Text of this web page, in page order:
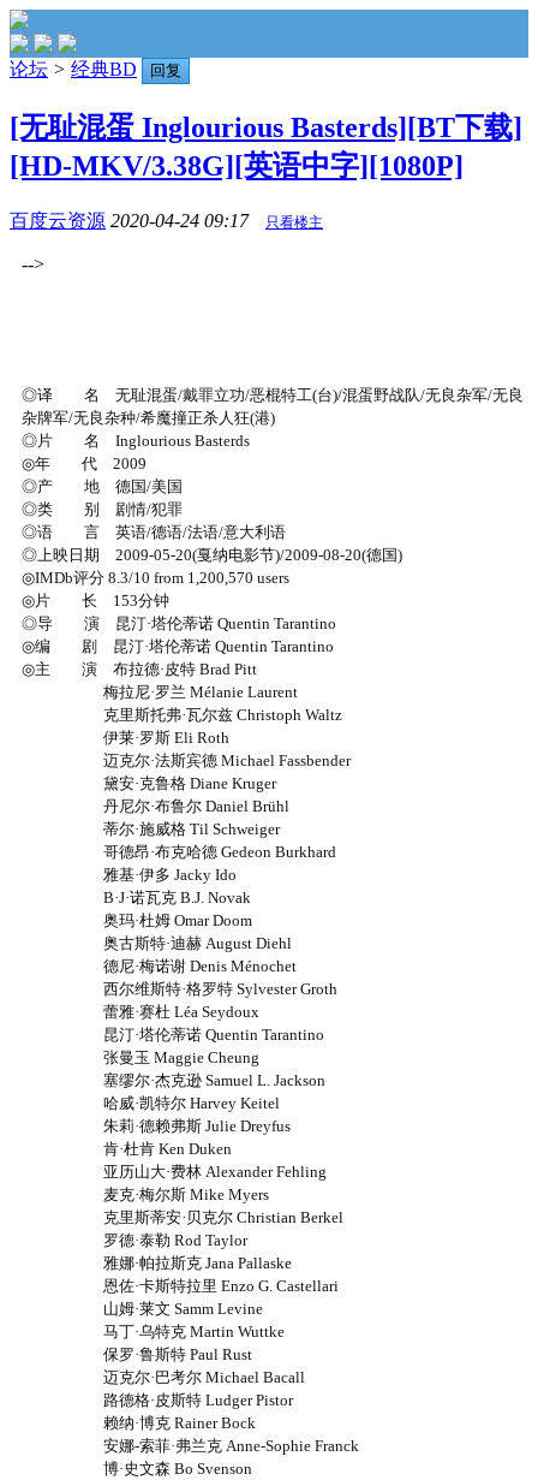
论坛 > 经典BD 回复
[无耻混蛋 Inglourious Basterds][BT下载]
[HD-MKV/3.38G][英语中字][1080P]
百度云资源 2020-04-24 09:17 只看楼主
-->
◎译 名 无耻混蛋/戴罪立功/恶棍特工(台)/混蛋野战队/无良杂军/无良
杂牌军/无良杂种/希魔撞正杀人狂(港)
◎片 名 Inglourious Basterds
◎年 代 2009
◎产 地 德国/美国
◎类 别 剧情/犯罪
◎语 言 英语/德语/法语/意大利语
◎上映日期 2009-05-20(戛纳电影节)/2009-08-20(德国)
◎IMDb评分 8.3/10 from 1,200,570 users
◎片 长 153分钟
◎导 演 昆汀·塔伦蒂诺 Quentin Tarantino
◎编 剧 昆汀·塔伦蒂诺 Quentin Tarantino
◎主 演 布拉德·皮特 Brad Pitt
梅拉尼·罗兰 Mélanie Laurent
克里斯托弗·瓦尔兹 Christoph Waltz
伊莱·罗斯 Eli Roth
迈克尔·法斯宾德 Michael Fassbender
黛安·克鲁格 Diane Kruger
丹尼尔·布鲁尔 Daniel Brühl
蒂尔·施威格 Til Schweiger
哥德昂·布克哈德 Gedeon Burkhard
雅基·伊多 Jacky Ido
B·J·诺瓦克 B.J. Novak
奥玛·杜姆 Omar Doom
奥古斯特·迪赫 August Diehl
德尼·梅诺谢 Denis Ménochet
西尔维斯特·格罗特 Sylvester Groth
蕾雅·赛杜 Léa Seydoux
昆汀·塔伦蒂诺 Quentin Tarantino
张曼玉 Maggie Cheung
塞缪尔·杰克逊 Samuel L. Jackson
哈威·凯特尔 Harvey Keitel
朱莉·德赖弗斯 Julie Dreyfus
肯·杜肯 Ken Duken
亚历山大·费林 Alexander Fehling
麦克·梅尔斯 Mike Myers
克里斯蒂安·贝克尔 Christian Berkel
罗德·泰勒 Rod Taylor
雅娜·帕拉斯克 Jana Pallaske
恩佐·卡斯特拉里 Enzo G. Castellari
山姆·莱文 Samm Levine
马丁·乌特克 Martin Wuttke
保罗·鲁斯特 Paul Rust
迈克尔·巴考尔 Michael Bacall
路德格·皮斯特 Ludger Pistor
赖纳·博克 Rainer Bock
安娜-索菲·弗兰克 Anne-Sophie Franck
博·史文森 Bo Svenson